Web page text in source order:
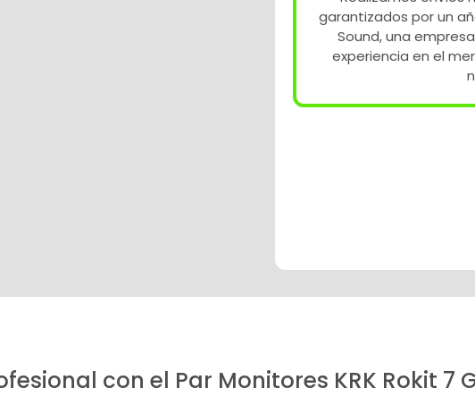
garantizados por un
Sound, una
experiencia en el
con el Par Monitores KRK Rokit 7